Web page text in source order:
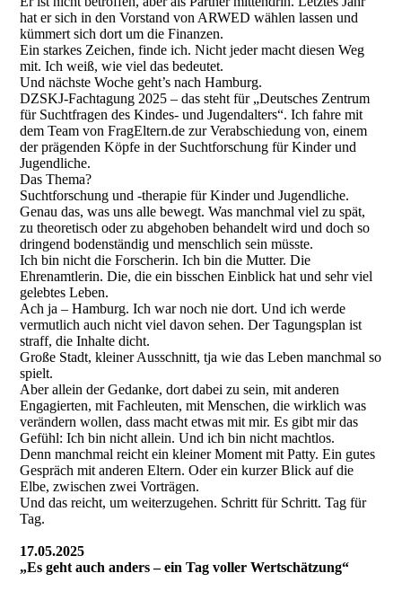
hat er sich in den Vorstand von ARWED wählen lassen und
kümmert sich dort um die Finanzen.
Ein starkes Zeichen, finde ich. Nicht jeder macht diesen Weg
mit. Ich weiß, wie viel das bedeutet.
Und nächste Woche geht’s nach Hamburg.
DZSKJ-Fachtagung 2025 – das steht für „Deutsches Zentrum
für Suchtfragen des Kindes- und Jugendalters“. Ich fahre mit
dem Team von FragEltern.de zur Verabschiedung von, einem
der prägenden Köpfe in der Suchtforschung für Kinder und
Jugendliche.
Das Thema?
Suchtforschung und -therapie für Kinder und Jugendliche.
Genau das, was uns alle bewegt. Was manchmal viel zu spät,
zu theoretisch oder zu abgehoben behandelt wird und doch so
dringend bodenständig und menschlich sein müsste.
Ich bin nicht die Forscherin. Ich bin die Mutter. Die
Ehrenamtlerin. Die, die ein bisschen Einblick hat und sehr viel
gelebtes Leben.
Ach ja – Hamburg. Ich war noch nie dort. Und ich werde
vermutlich auch nicht viel davon sehen. Der Tagungsplan ist
straff, die Inhalte dicht.
Große Stadt, kleiner Ausschnitt, tja wie das Leben manchmal so
spielt.
Aber allein der Gedanke, dort dabei zu sein, mit anderen
Engagierten, mit Fachleuten, mit Menschen, die wirklich was
verändern wollen, dass macht etwas mit mir. Es gibt mir das
Gefühl: Ich bin nicht allein. Und ich bin nicht machtlos.
Denn manchmal reicht ein kleiner Moment mit Patty. Ein gutes
Gespräch mit anderen Eltern. Oder ein kurzer Blick auf die
Elbe, zwischen zwei Vorträgen.
Und das reicht, um weiterzugehen. Schritt für Schritt. Tag für
Tag.
17.05.2025
„Es geht auch anders – ein Tag voller Wertschätzung“